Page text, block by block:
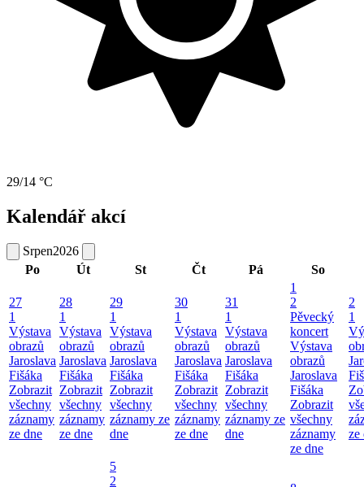
29/14 °C
Kalendář akcí
Srpen2026
Po
Út St Čt Pá So
27
1
Výstava
obrazů
Jaroslava
Fišáka
Zobrazit
všechny
záznamy
ze dne
28
1
Výstava
obrazů
Jaroslava
Fišáka
Zobrazit
všechny
záznamy
ze dne
29
1
Výstava
obrazů
Jaroslava
Fišáka
Zobrazit
všechny
záznamy ze
dne
30
1
Výstava
obrazů
Jaroslava
Fišáka
Zobrazit
všechny
záznamy
ze dne
31
1
Výstava
obrazů
Jaroslava
Fišáka
Zobrazit
všechny
záznamy ze
dne
1
2
Pěvecký
koncert
Výstava
obrazů
Jaroslava
Fišáka
Zobrazit
všechny
záznamy
ze dne
2
1
ze
5
2